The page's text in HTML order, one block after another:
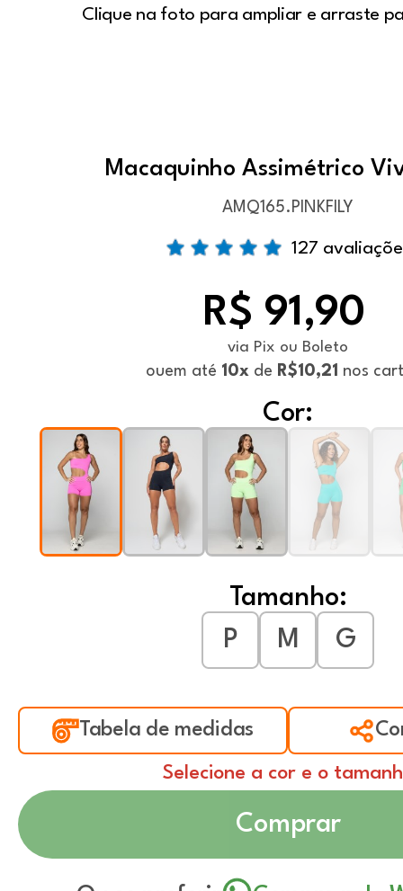
Clique na foto para ampliar e arraste
Macaquinho Assimétrico
AMQ165.PINKFILY
127
R$ 91,90
via Pix ou Boleto
ouem até 10x de R$10,21 nos
Cor:
Tamanho:
P
M G
Tabela de medidas
Selecione a cor e o
Comprar